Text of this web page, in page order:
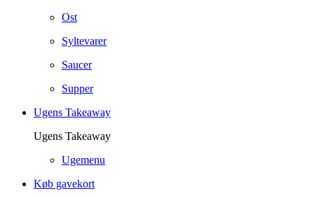
Ost
Syltevarer
Saucer
Supper
Ugens Takeaway
Ugens Takeaway
Ugemenu
Køb gavekort